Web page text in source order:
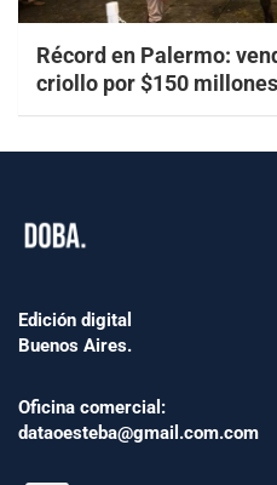
Récord en Palermo:
criollo por $150 millones
Edición digital
Buenos Aires.
Oficina comercial:
dataoesteba@gmail.com.com